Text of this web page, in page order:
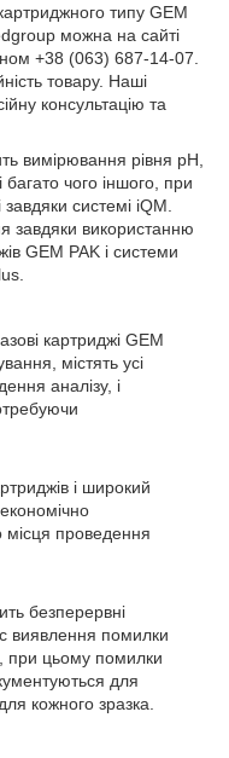
типу GEM
можна на сайті
+38 (063) 687-14-07.
товару. Наші
консультацію та
вимірювання рівня pH,
багато чого іншого, при
системі iQM.
завдяки використанню
GEM PAK і системи
картриджі GEM
містять усі
аналізу, і
і широкий
місця проведення
безперервні
виявлення помилки
при цьому помилки
для
кожного зразка.